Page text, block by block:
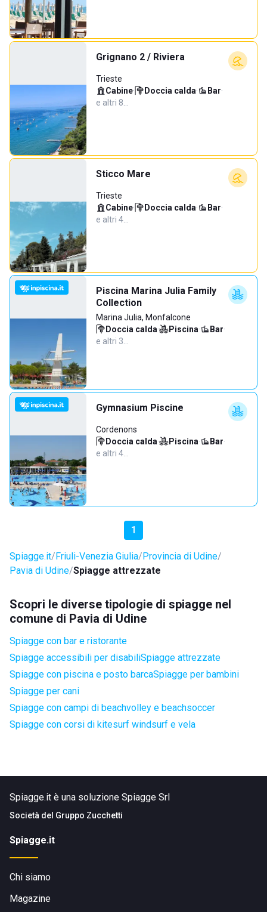
Grignano 2 / Riviera
Trieste
Cabine· Doccia calda· Bar·
e altri 8…
Sticco Mare
Trieste
Cabine· Doccia calda· Bar·
e altri 4…
Piscina Marina Julia Family
Collection
Marina Julia, Monfalcone
Doccia calda· Piscina· Bar·
e altri 3…
Gymnasium Piscine
Cordenons
Doccia calda· Piscina· Bar·
e altri 4…
1
Spiagge.it Friuli-Venezia Giulia Provincia di Udine
Pavia di Udine Spiagge attrezzate
Scopri le diverse tipologie di spiagge nel
comune di Pavia di Udine
Spiagge con bar e ristorante
Spiagge accessibili per disabiliSpiagge attrezzate
Spiagge con piscina e posto barcaSpiagge per bambini
Spiagge per cani
Spiagge con campi di beachvolley e beachsoccer
Spiagge con corsi di kitesurf windsurf e vela
Spiagge.it è una soluzione Spiagge Srl
Società del Gruppo Zucchetti
Spiagge.it
Chi siamo
Magazine